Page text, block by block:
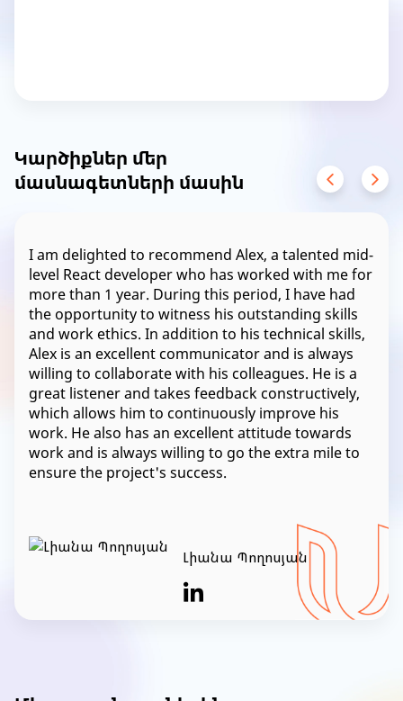
1
Կարծիքներ մեր
մասնագետների մասին
I am delighted to recommend Alex, a talented mid-
level React developer who has worked with me for
more than 1 year. During this period, I have had
the opportunity to witness his outstanding skills
and work ethics. In addition to his technical skills,
Alex is an excellent communicator and is always
willing to collaborate with his colleagues. He is a
great listener and takes feedback constructively,
which allows him to continuously improve his
work. He also has an excellent attitude towards
work and is always willing to go the extra mile to
ensure the project's success.
Լիանա Պողոսյան